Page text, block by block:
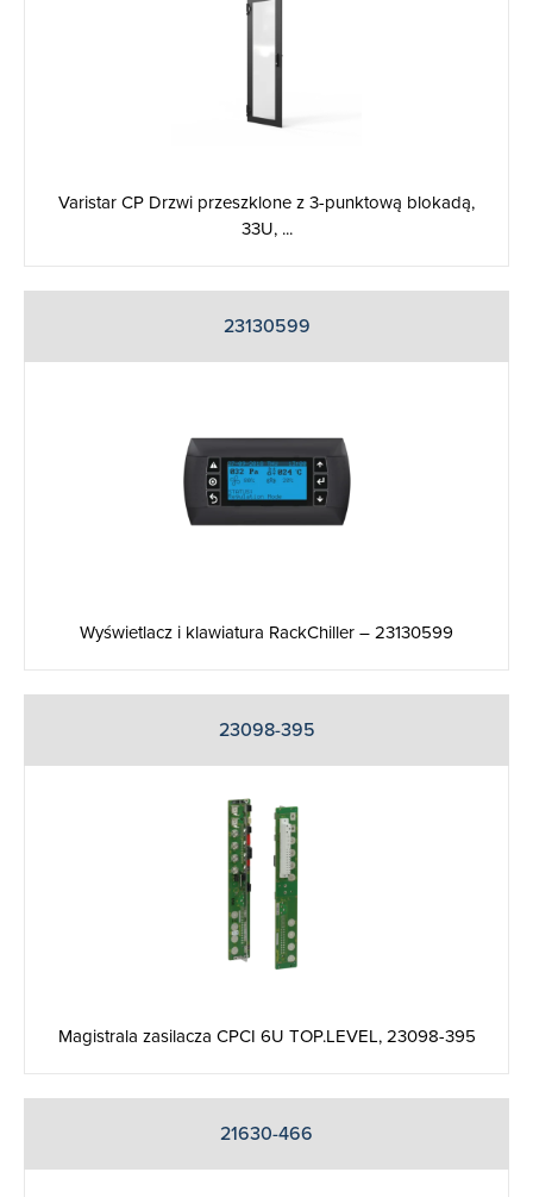
Varistar CP Drzwi przeszklone z 3-punktową blokadą,
33U, ...
23130599
Wyświetlacz i klawiatura RackChiller – 23130599
23098-395
Magistrala zasilacza CPCI 6U TOP.LEVEL, 23098-395
21630-466